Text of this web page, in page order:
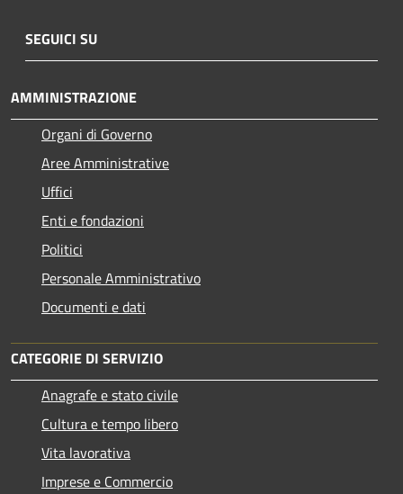
SEGUICI SU
AMMINISTRAZIONE
Organi di Governo
Aree Amministrative
Uffici
Enti e fondazioni
Politici
Personale Amministrativo
Documenti e dati
CATEGORIE DI SERVIZIO
Anagrafe e stato civile
Cultura e tempo libero
Vita lavorativa
Imprese e Commercio